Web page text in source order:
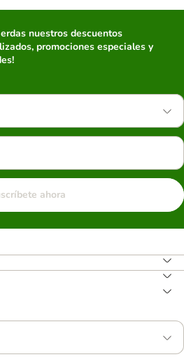
nuestros descuentos
promociones especiales y
ahora